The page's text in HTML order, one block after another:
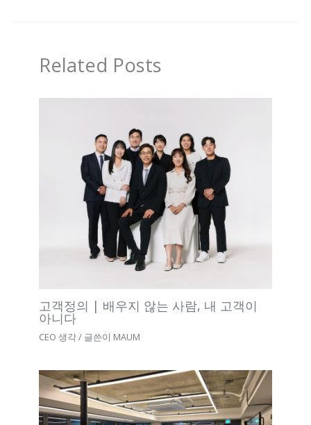
Related Posts
고객정의 | 배우지 않는 사람, 내 고객이
아니다
CEO 생각/ 글쓴이 MAUM